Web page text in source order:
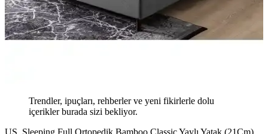
Trendler, ipuçları, rehberler ve yeni fikirlerle dolu
içerikler burada sizi bekliyor.